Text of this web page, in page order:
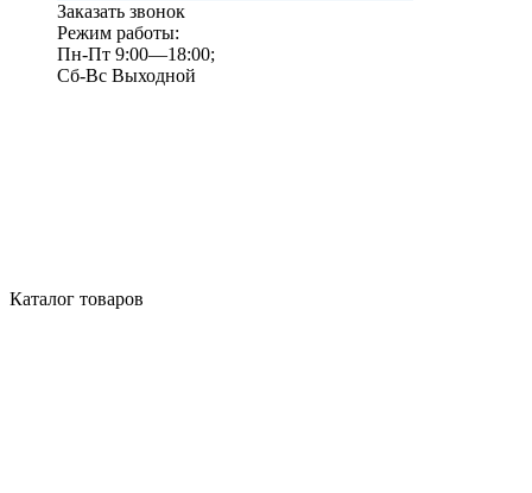
Заказать звонок
Режим работы:
Пн-Пт 9:00—18:00;
Сб-Вс Выходной
Каталог товаров